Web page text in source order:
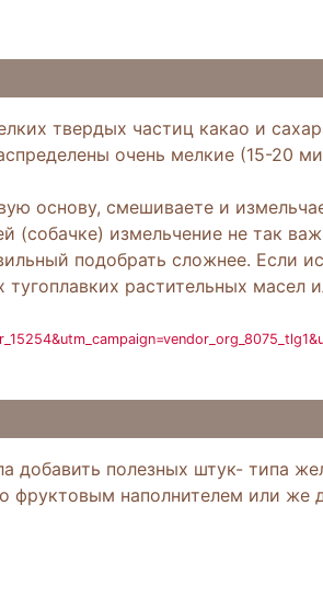
твердых частиц какао и
очень мелкие (15-20
основу, смешиваете и
(собачке) измельчение не так
подобрать сложнее. Если
растительных масел
полезных штук- типа
фруктовым наполнителем или же